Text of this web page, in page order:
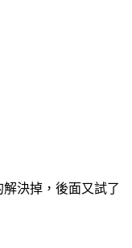
決掉，後面又試了